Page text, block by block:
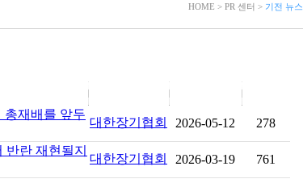
HOME > PR 센터 > 기전 뉴스
총재배를 앞두
대한장기협회 2026-05-12 278
반란 재현될지
대한장기협회 2026-03-19 761